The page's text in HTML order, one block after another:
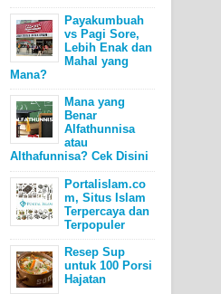
Payakumbuah
vs Pagi Sore,
Lebih Enak dan
Mahal yang
Mana?
Mana yang
Benar
Alfathunnisa
atau
Althafunnisa? Cek Disini
Portalislam.co
m, Situs Islam
Terpercaya dan
Terpopuler
Resep Sup
untuk 100 Porsi
Hajatan